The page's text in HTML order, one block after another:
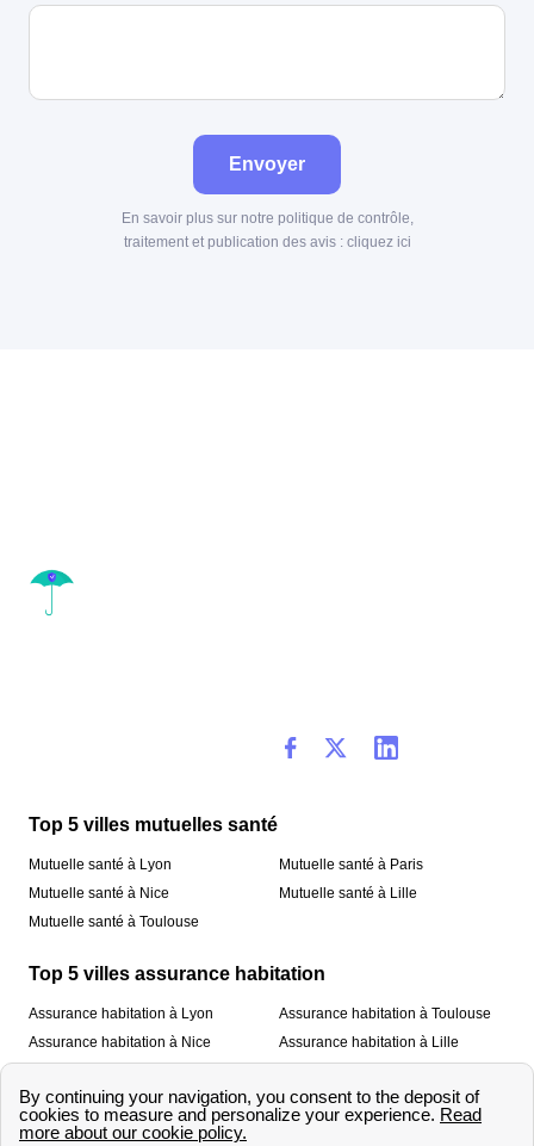
Envoyer
En savoir plus sur notre politique de contrôle,
traitement et publication des avis : cliquez ici
Top 5 villes mutuelles santé
Mutuelle santé à Lyon
Mutuelle santé à Nice
Mutuelle santé à Toulouse
Mutuelle santé à Paris
Mutuelle santé à Lille
Top 5 villes assurance habitation
Assurance habitation à Lyon
Assurance habitation à Nice
Assurance habitation à Toulouse
Assurance habitation à Lille
À propos